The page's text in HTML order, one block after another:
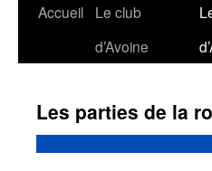
Accueil
Le club
d’Avoine
Les parties de la